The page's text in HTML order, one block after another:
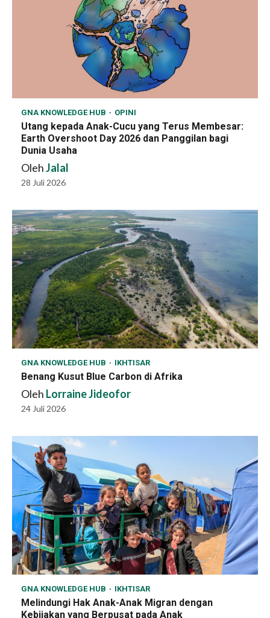
GNA KNOWLEDGE HUB OPINI
Utang kepada Anak-Cucu yang Terus Membesar:
Earth Overshoot Day 2026 dan Panggilan bagi
Dunia Usaha
OlehJalal
28 Juli 2026
GNA KNOWLEDGE HUB IKHTISAR
Benang Kusut Blue Carbon di Afrika
Oleh Lorraine Jideofor
24 Juli 2026
GNA KNOWLEDGE HUB IKHTISAR
Melindungi Hak Anak-Anak Migran dengan
Kebijakan yang Berpusat pada Anak